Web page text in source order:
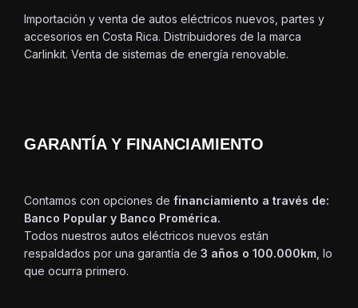
Importación y venta de autos eléctricos nuevos, partes y
accesorios en Costa Rica. Distribuidores de la marca
Carlinkit. Venta de sistemas de energía renovable.
GARANTÍA Y FINANCIAMIENTO
Contamos con opciones de financiamiento a través de:
Banco Popular y Banco Promérica.
Todos nuestros autos eléctricos nuevos están
respaldados por una garantía de 3 años o 100.000km , lo
que ocurra primero.